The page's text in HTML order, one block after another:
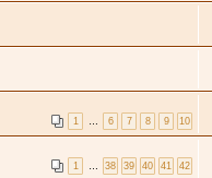
1 6 7 8 9 10
1 38 39 40 41 42